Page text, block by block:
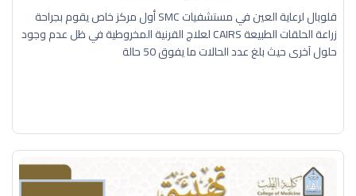
قلوبال لرعاية العين في مستشفيات SMC أول مركز خاص يقوم بجراحة
زراعة الحلقات الطبيعة CAIRS لعلاج القرنية المخروطية في ظل عدم وجود
حلول آخرى حيث بلغ عدد الحالات ما يفوق 50 حالة